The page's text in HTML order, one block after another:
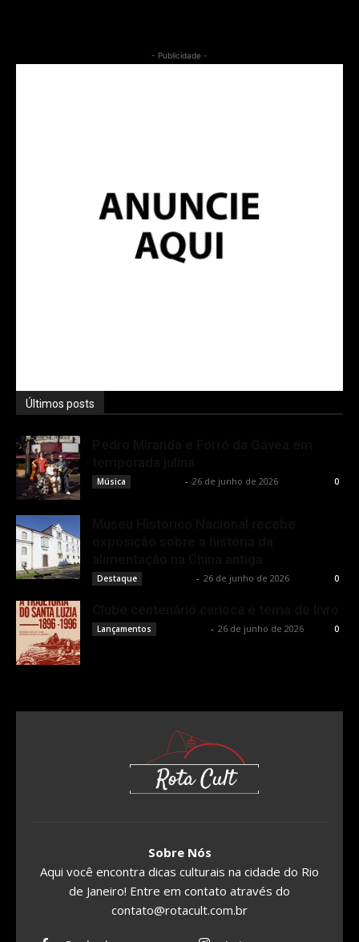
- Publicidade -
Últimos posts
Música - 26 de junho de 2026 0
Destaque - 26 de junho de 2026 0
Lançamentos - 26 de junho de 2026 0
Sobre Nós
Aqui você encontra dicas culturais na cidade do Rio
de Janeiro! Entre em contato através do
contato@rotacult.com.br